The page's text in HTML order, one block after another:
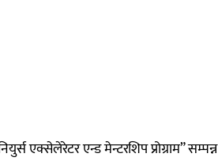
एक्सेलेरेटर एन्ड मेन्टरशिप प्रोग्राम” सम्पन्न